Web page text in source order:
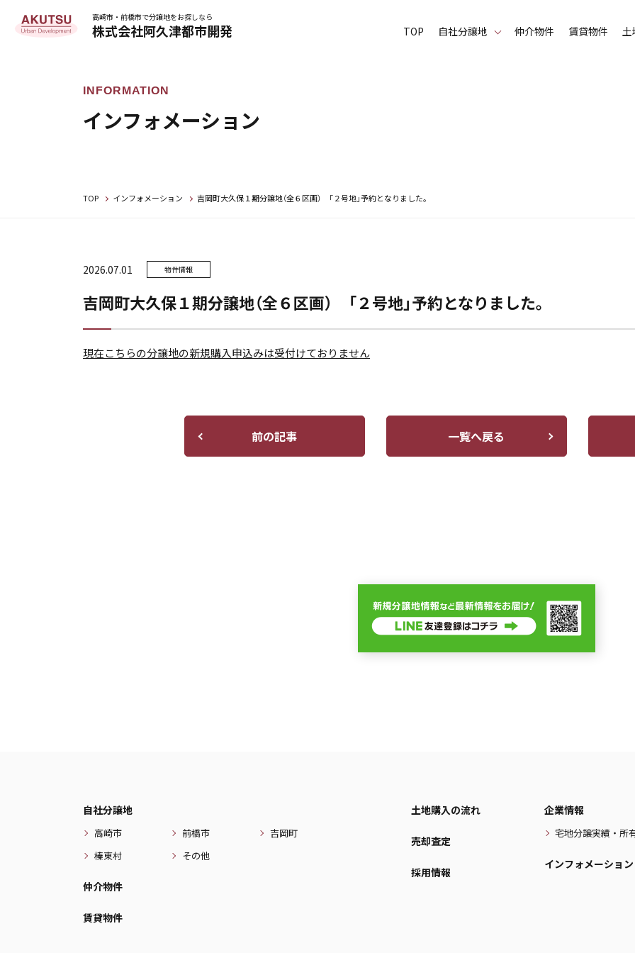
高崎市・前橋市で分譲地をお探しなら
株式会社阿久津都市開発 TOP ⾃社分譲地 仲介物件 賃貸物件 土
インフォメーション
TOP インフォメーション 吉岡町大久保１期分譲地（全６区画） 「２号地」予約となりました。
2026.07.01 物件情報
吉岡町大久保１期分譲地（全６区画） 「２号地」予約となりました。
現在こちらの分譲地の新規購入申込みは受付けておりません
前の記事 一覧へ戻る
自社分譲地
高崎市 前橋市
吉岡町
榛東村
その他
仲介物件
賃貸物件
土地購入の流れ
売却査定
採用情報
企業情報
宅地分譲実績・所
インフォメーション